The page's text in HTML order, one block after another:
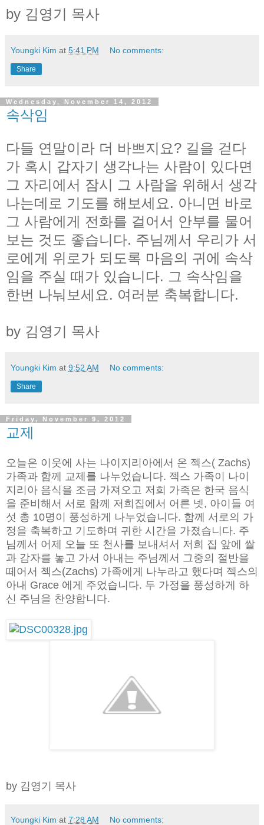
by 김영기 목사
Youngki Kim at 5:41 PM No comments:
Share
Wednesday, November 14, 2012
속삭임
다들 연말이라 더 바쁘지요? 길을 걷다
가 혹시 갑자기 생각나는 사람이 있다면
그 자리에서 잠시 그 사람을 위해서 생각
나는데로 기도를 해보세요. 아니면 바로
그 사람에게 전화를 걸어서 안부를 물어
보는 것도 좋습니다. 주님께서 우리가 서
로에게 위로가 되도록 마음의 귀에 속삭
임을 주실 때가 있습니다. 그 속삭임을
한번 나눠보세요. 여러분 축복합니다.
by 김영기 목사
Youngki Kim at 9:52 AM No comments:
Share
Friday, November 9, 2012
교제
오늘은 이웃에 사는 나이지리아에서 온 젝스( Zachs)
가족과 함께 교제를 나누었습니다. 젝스 가족이 나이
지리아 음식을 조금 가져오고 저희 가족은 한국 음식
을 준비해서 서로 함께 저희집에서 어른 넷, 아이들 여
섯 총 10명이 풍성하게 나누었습니다. 함께 서로의 가
정을 축복하고 기도하며 귀한 시간을 가졌습니다. 주
님께서 어제 오늘 또 천사를 보내셔서 저희 집 앞에 쌀
과 감자를 놓고 가서 아내는 주님께서 그중의 절반을
떼어서 젝스(Zachs) 가족에게 나누라고 했다며 젝스의
아내 Grace 에게 주었습니다. 두 가정을 풍성하게 하
신 주님을 찬양합니다.
by 김영기 목사
Youngki Kim at 7:28 AM No comments: